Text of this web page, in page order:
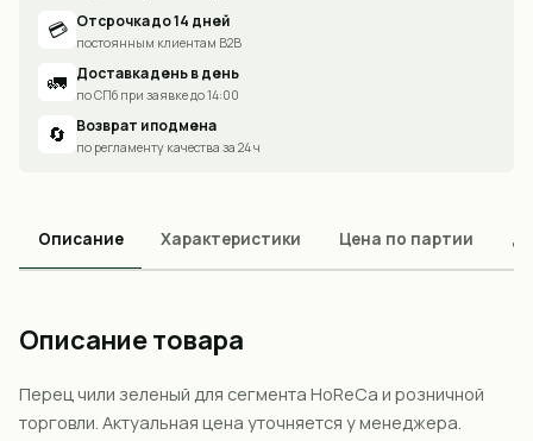
💳 Отсрочка до 14 дней
постоянным клиентам B2B
🚛 Доставка день в день
по СПб при заявке до 14:00
🔄 Возврат и подмена
по регламенту качества за 24 ч
Описание Характеристики Цена по партии
Описание товара
Перец чили зеленый для сегмента HoReCa и розничной
торговли. Актуальная цена уточняется у менеджера.